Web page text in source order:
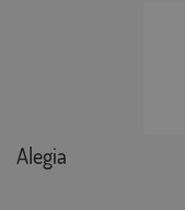
Alegia